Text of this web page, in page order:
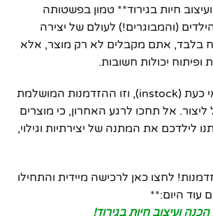
חיות בגירוד** טמון בפשטותה
(והמבוגרים!) לעולם של יצירה
ב-29.9 ש"ח בלבד, אתם מקבלים לא רק מוצר, אלא
ופיתוח יכולות חשובות.
הערכה נמצאת במלאי כעת (instock), וזו ההזדמנות המושלמת
אל תחכו לרגע האחרון, כי מוצרים
לילדכם את המתנה של יצירתיות וגילוי,
לחצו כאן לרכישה מיידית והתחילו
עוד היום:**
ועיצוב חיות בגירוד!